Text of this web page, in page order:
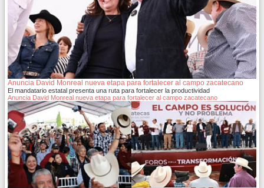
Anuncia David Monreal nueva etapa para fortalecer al campo zacatecano
El mandatario estatal presenta una ruta para fortalecer la productividad
Anuncia David Monreal nueva etapa para fortalecer al campo zacatecano